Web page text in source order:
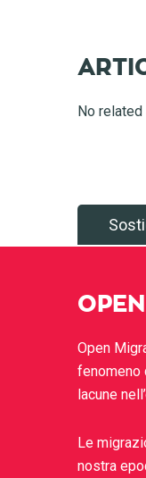
No
Open
fenomeno
lacune
Le
nostra